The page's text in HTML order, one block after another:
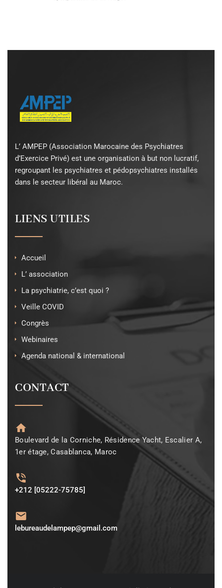
L’ AMPEP (Association Marocaine des Psychiatres
d’Exercice Privé) est une organisation à but non lucratif,
regroupant les psychiatres et pédopsychiatres installés
dans le secteur libéral au Maroc.
LIENS UTILES
Accueil
L’ association
La psychiatrie, c’est quoi ?
Veille COVID
Congrès
Webinaires
Agenda national & international
CONTACT
Boulevard de la Corniche, Résidence Yacht, Escalier A,
1er étage, Casablanca, Maroc
+212 [05222-75785]
lebureaudelampep@gmail.com